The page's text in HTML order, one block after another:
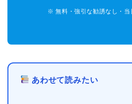
※ 無料・強引な勧誘なし・当
あわせて読みたい